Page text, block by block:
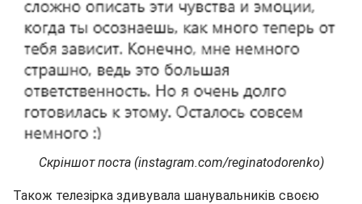
Скріншот поста (instagram.com/reginatodorenko)
Також телезірка здивувала шанувальників своєю